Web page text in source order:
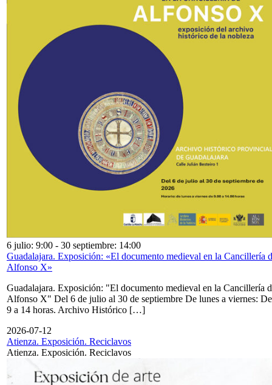
6 julio: 9:00 - 30 septiembre: 14:00
Guadalajara. Exposición: «El documento medieval en la Cancillería
Alfonso X»
Guadalajara. Exposición: "El documento medieval en la Cancillería
Alfonso X" Del 6 de julio al 30 de septiembre De lunes a viernes: De
9 a 14 horas. Archivo Histórico […]
2026-07-12
Atienza. Exposición. Reciclavos
Atienza. Exposición. Reciclavos